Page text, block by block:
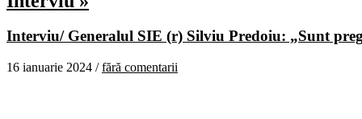
Interviu/ Generalul SIE (r) Silviu Predoiu: „Sunt
16 ianuarie 2024 /fără comentarii